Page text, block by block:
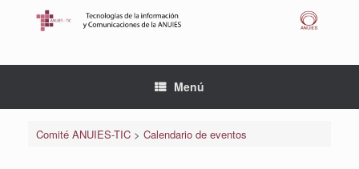
Menú
Comité ANUIES-TIC> Calendario de eventos